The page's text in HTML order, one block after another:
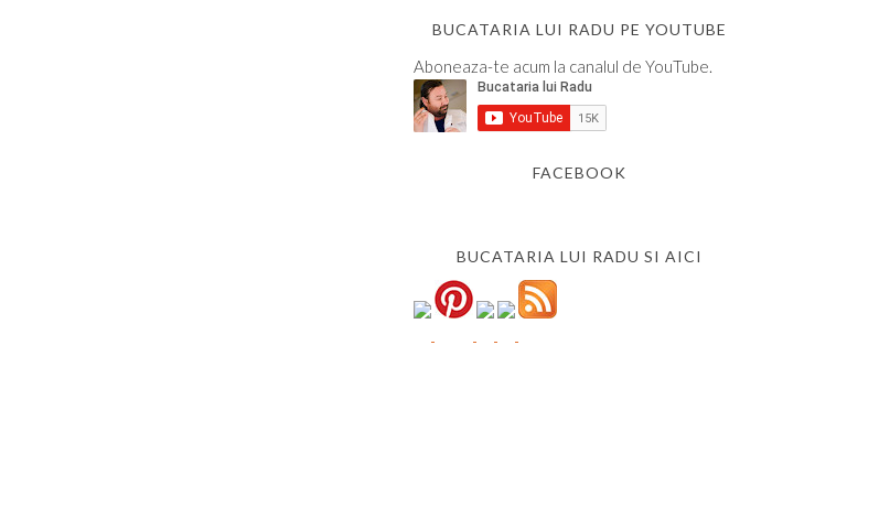
BUCATARIA LUI RADU PE YOUTUBE
Aboneaza-te acum la canalul de YouTube.
FACEBOOK
BUCATARIA LUI RADU SI AICI